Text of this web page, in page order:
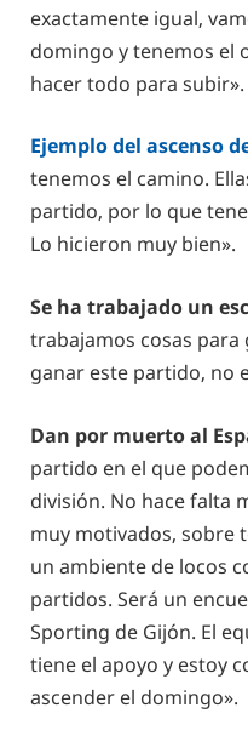
exactamente igual,
domingo y tenemos el
hacer todo para subir».
Ejemplo del ascenso
tenemos el camino.
partido, por lo que
Lo hicieron muy bien».
Se ha trabajado un
trabajamos cosas para
ganar este partido, no
Dan por muerto al
partido en el que
división. No hace falta
muy motivados, sobre
un ambiente de locos
partidos. Será un
Sporting de Gijón. El
tiene el apoyo y estoy
ascender el domingo».